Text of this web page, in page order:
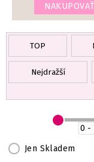
NAKUPOVAŤ
TOP
Nejdražší
Jen Skladem